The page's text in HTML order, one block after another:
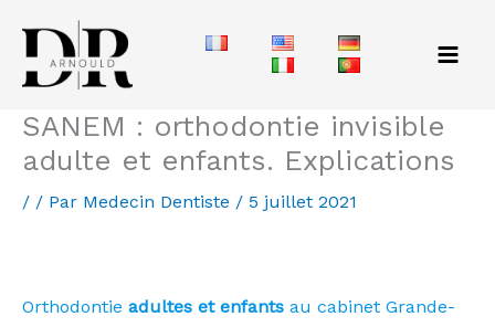
contenu
SANEM : orthodontie invisible
adulte et enfants. Explications
/ / Par Medecin Dentiste / 5 juillet 2021
Orthodontie adultes et enfants au cabinet Grande-